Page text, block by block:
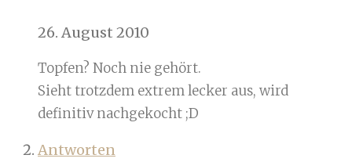
26. August 2010
Topfen? Noch nie gehört.
Sieht trotzdem extrem lecker aus, wird
definitiv nachgekocht ;D
Antworten